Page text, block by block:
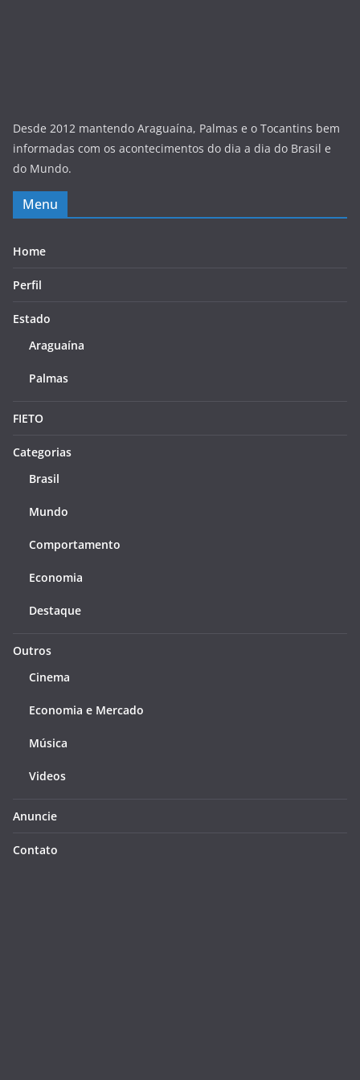
Desde 2012 mantendo Araguaína, Palmas e o Tocantins bem
informadas com os acontecimentos do dia a dia do Brasil e
do Mundo.
Menu
Home
Perfil
Estado
Araguaína
Palmas
FIETO
Categorias
Brasil
Mundo
Comportamento
Economia
Destaque
Outros
Cinema
Economia e Mercado
Música
Videos
Anuncie
Contato